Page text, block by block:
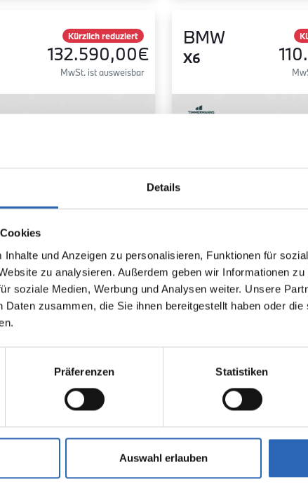
Details
und Anzeigen zu personalisieren, Funktionen für
zu analysieren. Außerdem geben wir Informationen
soziale Medien, Werbung und Analysen weiter. Unsere
Daten zusammen, die Sie ihnen bereitgestellt haben oder
Präferenzen Statistiken
Auswahl erlauben
Kürzlich reduziert
132.590,00€
MwSt. ist ausweisbar
0km
Laufleistung
1525.3€
mtl. Rate
inkl. MwSt.
kombiniert:
kombiniert:
G
Zum Fahrzeug
BMW
X6
Diesel
Kraftstoff
0km
Laufleistung
Kraftstoffverbrauch
7.5 l/100km (WLTP)
-Emissionen kombiniert:
CO -Klasse: G
Zum